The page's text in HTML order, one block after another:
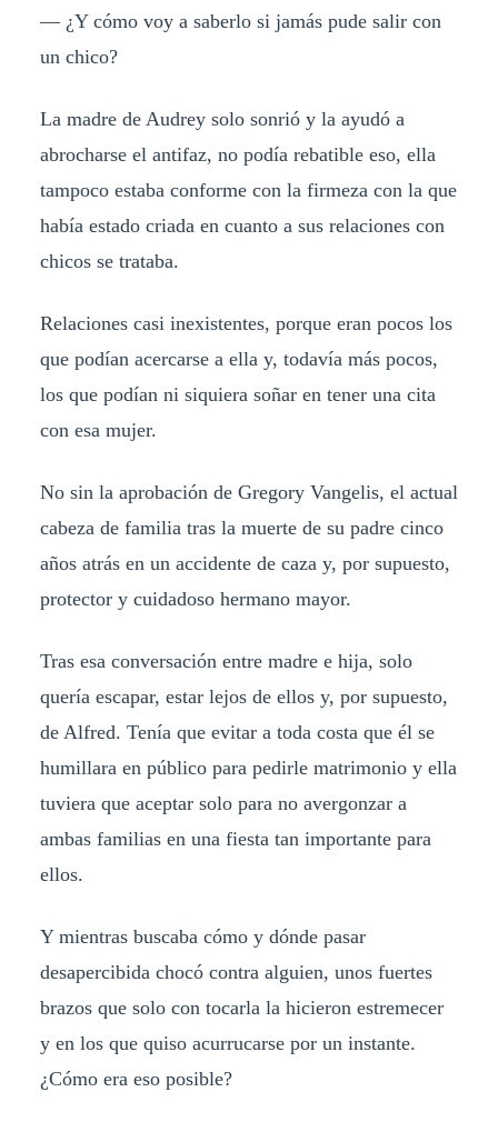
— ¿Y cómo voy a saberlo si jamás pude salir con
un chico?
La madre de Audrey solo sonrió y la ayudó a
abrocharse el antifaz, no podía rebatible eso, ella
tampoco estaba conforme con la firmeza con la que
había estado criada en cuanto a sus relaciones con
chicos se trataba.
Relaciones casi inexistentes, porque eran pocos los
que podían acercarse a ella y, todavía más pocos,
los que podían ni siquiera soñar en tener una cita
con esa mujer.
No sin la aprobación de Gregory Vangelis, el actual
cabeza de familia tras la muerte de su padre cinco
años atrás en un accidente de caza y, por supuesto,
protector y cuidadoso hermano mayor.
Tras esa conversación entre madre e hija, solo
quería escapar, estar lejos de ellos y, por supuesto,
de Alfred. Tenía que evitar a toda costa que él se
humillara en público para pedirle matrimonio y ella
tuviera que aceptar solo para no avergonzar a
ambas familias en una fiesta tan importante para
ellos.
Y mientras buscaba cómo y dónde pasar
desapercibida chocó contra alguien, unos fuertes
brazos que solo con tocarla la hicieron estremecer
y en los que quiso acurrucarse por un instante.
¿Cómo era eso posible?